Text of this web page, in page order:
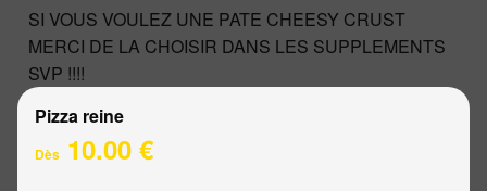
SI VOUS VOULEZ UNE PATE CHEESY CRUST
MERCI DE LA CHOISIR DANS LES SUPPLEMENTS
SVP !!!!
Pizza reine
Dès 10.00 €